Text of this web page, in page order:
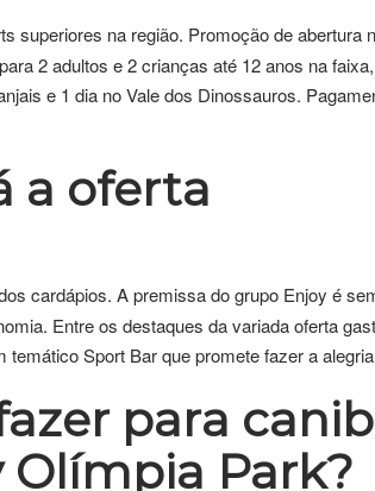
superiores na região. Promoção de abertura
2 adultos e 2 crianças até 12 anos na
e 1 dia no Vale dos Dinossauros.
a oferta
cardápios. A premissa do grupo Enjoy é
Entre os destaques da variada oferta
Sport Bar que promete fazer a
para
Olímpia Park?